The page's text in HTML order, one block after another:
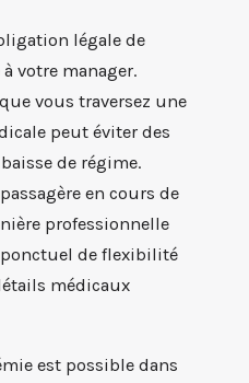
légale de
votre manager.
vous traversez une
peut éviter des
de régime.
en cours de
professionnelle
de flexibilité
médicaux
est possible dans